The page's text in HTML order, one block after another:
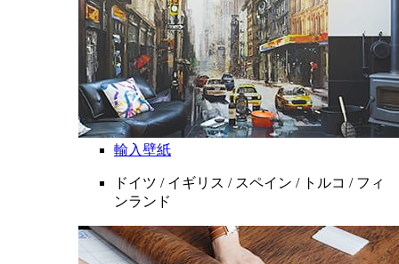
輸入壁紙
ドイツ / イギリス / スペイン / トルコ / フィ
ンランド